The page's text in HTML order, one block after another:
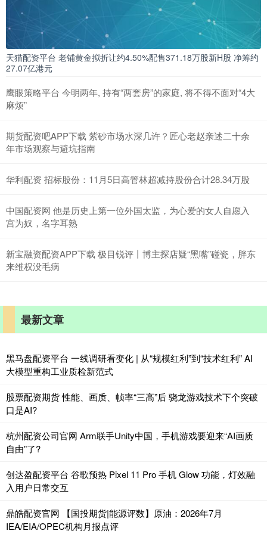
天猫配资平台 老铺黄金拟折让约4.50%配售371.18万股新H股 净筹约
27.07亿港元
鹰眼策略平台 今明两年, 持有“两套房”的家庭, 将不得不面对“4大
麻烦”
期货配资吧APP下载 紫砂市场水深几许？匠心老赵亲述二十余
年市场观察与避坑指南
华利配资 招标股份：11月5日高管林超减持股份合计28.34万股
中国配资网 他是历史上第一位外国太监，为心爱的女人自愿入
宫为奴，名字耳熟
新宝融资配资APP下载 极目锐评丨博主探店疑“黑嘴”碰瓷，胖东
来维权没毛病
最新文章
黑马盘配资平台 一线调研看变化 | 从“规模红利”到“技术红利” AI
大模型重构工业质检新范式
股票配资期货 性能、画质、帧率“三高”后 骁龙游戏技术下个突破
口是AI?
杭州配资公司官网 Arm联手Unity中国，手机游戏要迎来“AI画质
自由”了?
创达盈配资平台 谷歌预热 Pixel 11 Pro 手机 Glow 功能，灯效融
入用户日常交互
鼎皓配资官网 【国投期货|能源评数】原油：2026年7月
IEA/EIA/OPEC机构月报点评